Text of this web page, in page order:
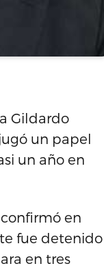
Gildardo
un papel
un año en
en
fue detenido
en tres